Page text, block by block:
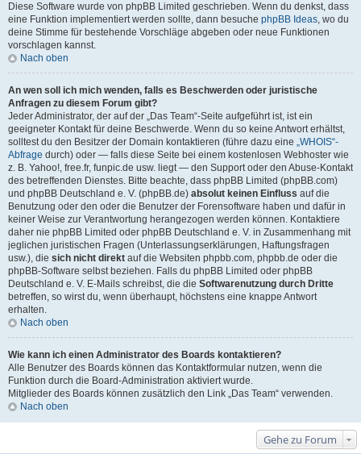
Diese Software wurde von phpBB Limited geschrieben. Wenn du denkst, dass
eine Funktion implementiert werden sollte, dann besuche phpBB Ideas, wo du
deine Stimme für bestehende Vorschläge abgeben oder neue Funktionen
vorschlagen kannst.
Nach oben
An wen soll ich mich wenden, falls es Beschwerden oder juristische
Anfragen zu diesem Forum gibt?
Jeder Administrator, der auf der „Das Team“-Seite aufgeführt ist, ist ein
geeigneter Kontakt für deine Beschwerde. Wenn du so keine Antwort erhältst,
solltest du den Besitzer der Domain kontaktieren (führe dazu eine „WHOIS“-
Abfrage durch) oder — falls diese Seite bei einem kostenlosen Webhoster wie
z. B. Yahoo!, free.fr, funpic.de usw. liegt — den Support oder den Abuse-Kontakt
des betreffenden Dienstes. Bitte beachte, dass phpBB Limited (phpBB.com)
und phpBB Deutschland e. V. (phpBB.de) absolut keinen Einfluss auf die
Benutzung oder den oder die Benutzer der Forensoftware haben und dafür in
keiner Weise zur Verantwortung herangezogen werden können. Kontaktiere
daher nie phpBB Limited oder phpBB Deutschland e. V. in Zusammenhang mit
jeglichen juristischen Fragen (Unterlassungserklärungen, Haftungsfragen
usw.), die sich nicht direkt auf die Websiten phpbb.com, phpbb.de oder die
phpBB-Software selbst beziehen. Falls du phpBB Limited oder phpBB
Deutschland e. V. E-Mails schreibst, die die Softwarenutzung durch Dritte
betreffen, so wirst du, wenn überhaupt, höchstens eine knappe Antwort
erhalten.
Nach oben
Wie kann ich einen Administrator des Boards kontaktieren?
Alle Benutzer des Boards können das Kontaktformular nutzen, wenn die
Funktion durch die Board-Administration aktiviert wurde.
Mitglieder des Boards können zusätzlich den Link „Das Team“ verwenden.
Nach oben
Gehe zu Forum